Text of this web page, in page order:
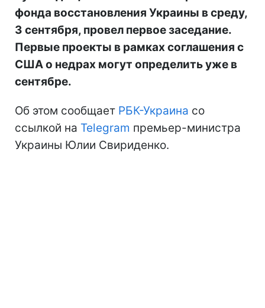
фонда восстановления Украины в среду,
3 сентября, провел первое заседание.
Первые проекты в рамках соглашения с
США о недрах могут определить уже в
сентябре.
Об этом сообщает РБК-Украина со
ссылкой на Telegram премьер-министра
Украины Юлии Свириденко.